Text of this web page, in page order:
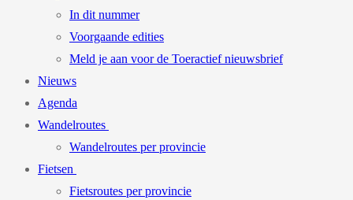
In dit nummer
Voorgaande edities
Meld je aan voor de Toeractief nieuwsbrief
Nieuws
Agenda
Wandelroutes
Wandelroutes per provincie
Fietsen
Fietsroutes per provincie